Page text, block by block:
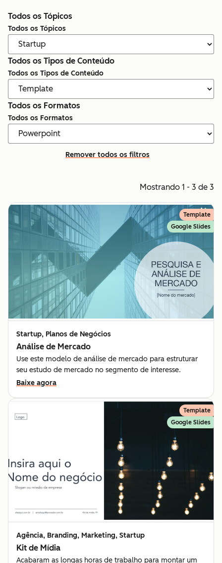
Todos os Tópicos
Todos os Tópicos
Todos os Tipos de Conteúdo
Todos os Tipos de Conteúdo
Todos os Formatos
Todos os Formatos
Remover todos os filtros
Mostrando 1 - 3 de 3
Template
Google Slides
Startup, Planos de Negócios
Análise de Mercado
Use este modelo de análise de mercado para estruturar
seu estudo de mercado no segmento de interesse.
Baixe agora
Template
Google Slides
Agência, Branding, Marketing, Startup
Kit de Mídia
Acabaram as longas horas de trabalho para montar um